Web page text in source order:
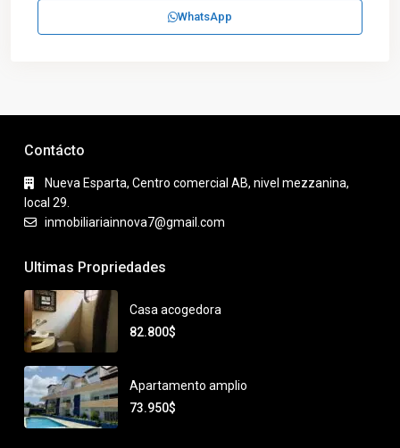
WhatsApp
Contácto
Nueva Esparta, Centro comercial AB, nivel mezzanina,
local 29.
inmobiliariainnova7@gmail.com
Ultimas Propriedades
Casa acogedora
82.800$
Apartamento amplio
73.950$